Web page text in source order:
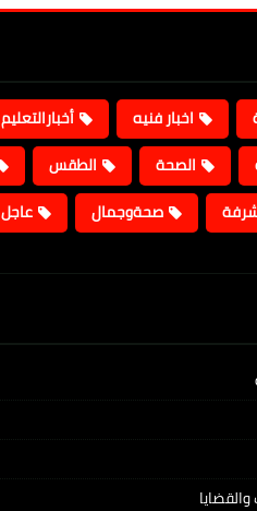
اخبار فنيه أخبارالتعليم
الصحة الطقس
صحةوجمال عاجل